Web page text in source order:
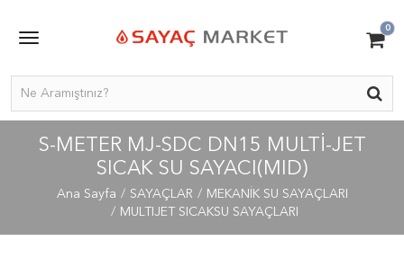
0
S-METER MJ-SDC DN15 MULTI-JET
SICAK SU SAYACI(MID)
Ana Sayfa SAYAÇLAR
MEKANİK SU SAYAÇLARI
MULTIJET SICAKSU SAYAÇLARI